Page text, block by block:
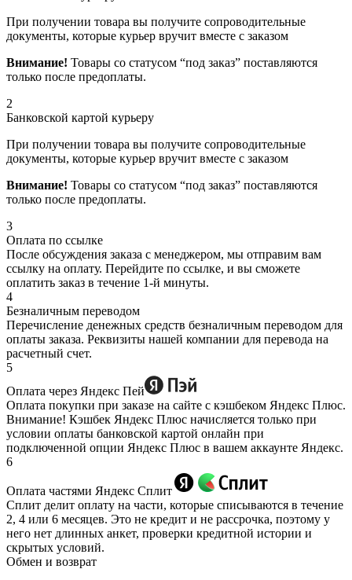
При получении товара вы получите сопроводительные
документы, которые курьер вручит вместе с заказом
Внимание! Товары со статусом “под заказ” поставляются
только после предоплаты.
2
Банковской картой курьеру
При получении товара вы получите сопроводительные
документы, которые курьер вручит вместе с заказом
Внимание! Товары со статусом “под заказ” поставляются
только после предоплаты.
3
Оплата по ссылке
После обсуждения заказа с менеджером, мы отправим вам
ссылку на оплату. Перейдите по ссылке, и вы сможете
оплатить заказ в течение 1-й минуты.
4
Безналичным переводом
Перечисление денежных средств безналичным переводом для
оплаты заказа. Реквизиты нашей компании для перевода на
расчетный счет.
5
Оплата через Яндекс Пей
Оплата покупки при заказе на сайте с кэшбеком Яндекс Плюс.
Внимание! Кэшбек Яндекс Плюс начисляется только при
условии оплаты банковской картой онлайн при
подключенной опции Яндекс Плюс в вашем аккаунте Яндекс.
6
Оплата частями Яндекс Сплит
Сплит делит оплату на части, которые списываются в течение
2, 4 или 6 месяцев. Это не кредит и не рассрочка, поэтому у
него нет длинных анкет, проверки кредитной истории и
скрытых условий.
Обмен и возврат